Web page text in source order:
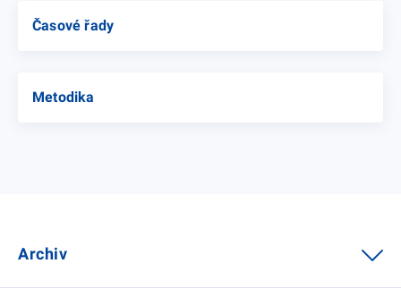
Časové řady
Metodika
Archiv